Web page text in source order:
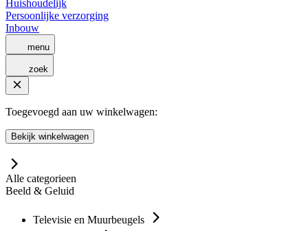
Huishoudelijk
Persoonlijke verzorging
Inbouw
menu
zoek
Toegevoegd aan uw winkelwagen:
Bekijk winkelwagen
Alle categorieen
Beeld & Geluid
Televisie en Muurbeugels